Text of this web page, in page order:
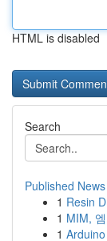
HTML is disabled
Search
Published News
1 Resin
1 MIM,
1